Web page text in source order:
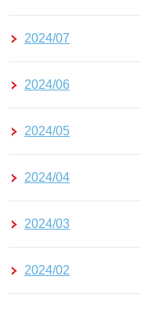
2024/07
2024/06
2024/05
2024/04
2024/03
2024/02